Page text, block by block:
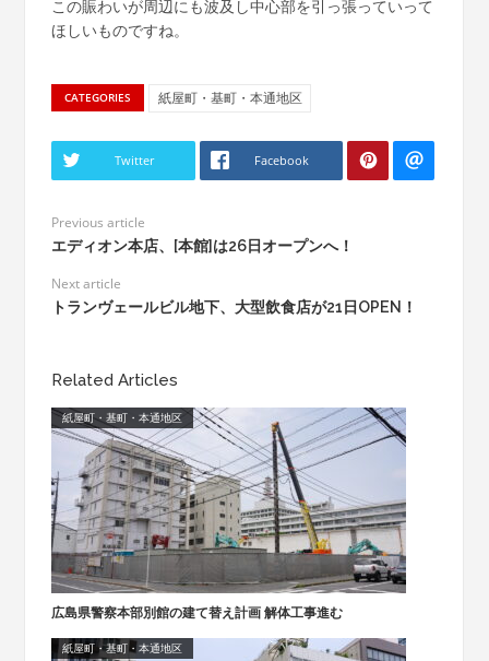
この賑わいが周辺にも波及し中心部を引っ張っていって
ほしいものですね。
CATEGORIES 紙屋町・基町・本通地区
Twitter Facebook
Previous article
エディオン本店、[本館]は26日オープンへ！
Next article
トランヴェールビル地下、大型飲食店が21日OPEN！
Related Articles
紙屋町・基町・本通地区
広島県警察本部別館の建て替え計画 解体工事進む
紙屋町・基町・本通地区